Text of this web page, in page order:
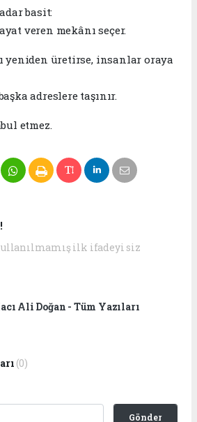
basit:
veren mekânı seçer.
yeniden üretirse, insanlar oraya
adreslere taşınır.
etmez.
ilk ifadeyi siz
Ali Doğan - Tüm Yazıları
(0)
Gönder